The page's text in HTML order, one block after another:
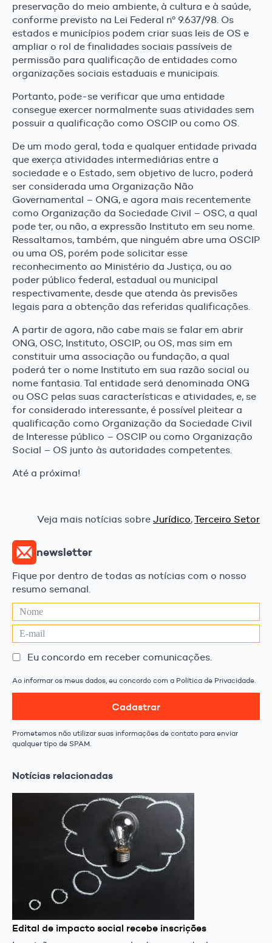
preservação do meio ambiente, à cultura e à saúde,
conforme previsto na Lei Federal nº 9.637/98. Os
estados e municípios podem criar suas leis de OS e
ampliar o rol de finalidades sociais passíveis de
permissão para qualificação de entidades como
organizações sociais estaduais e municipais.
Portanto, pode-se verificar que uma entidade
consegue exercer normalmente suas atividades sem
possuir a qualificação como OSCIP ou como OS.
De um modo geral, toda e qualquer entidade privada
que exerça atividades intermediárias entre a
sociedade e o Estado, sem objetivo de lucro, poderá
ser considerada uma Organização Não
Governamental – ONG, e agora mais recentemente
como Organização da Sociedade Civil – OSC, a qual
pode ter, ou não, a expressão Instituto em seu nome.
Ressaltamos, também, que ninguém abre uma OSCIP
ou uma OS, porém pode solicitar esse
reconhecimento ao Ministério da Justiça, ou ao
poder público federal, estadual ou municipal
respectivamente, desde que atenda às previsões
legais para a obtenção das referidas qualificações.
A partir de agora, não cabe mais se falar em abrir
ONG, OSC, Instituto, OSCIP, ou OS, mas sim em
constituir uma associação ou fundação, a qual
poderá ter o nome Instituto em sua razão social ou
nome fantasia. Tal entidade será denominada ONG
ou OSC pelas suas características e atividades, e, se
for considerado interessante, é possível pleitear a
qualificação como Organização da Sociedade Civil
de Interesse público – OSCIP ou como Organização
Social – OS junto às autoridades competentes.
Até a próxima!
Veja mais notícias sobre Jurídico,Terceiro Setor
newsletter
Fique por dentro de todas as notícias com o nosso
resumo semanal.
Eu concordo em receber comunicações.
Ao informar os meus dados, eu concordo com a Política de Privacidade.
Cadastrar
Prometemos não utilizar suas informações de contato para enviar
qualquer tipo de SPAM.
Notícias relacionadas
Edital de impacto social recebe inscrições